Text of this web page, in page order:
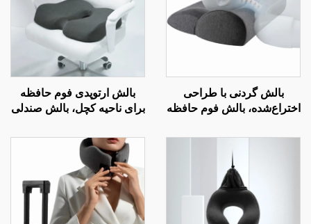
بالش گردنی با طراحی
اختراع‌شده، بالش فوم حافظه
ارگونومیک، بالش فوم حافظه
H10
بالش ارتوپدی فوم حافظه
برای ناحیه کچل، بالش صندلی
گردش خون با فوم حافظه